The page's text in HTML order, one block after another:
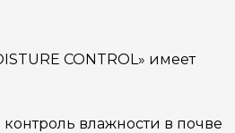
CONTROL» имеет
влажности в почве